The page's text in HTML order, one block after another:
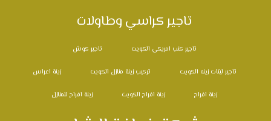
تاجير كراسي وطاولات
تاجير كنب امريكي الكويت تاجير كوش
تاجير ليتات زينه الكويت تركيب زينة منازل الكويت زينة اعراس
زينة افراح زينة افراح الكويت زينة افراح للمنازل